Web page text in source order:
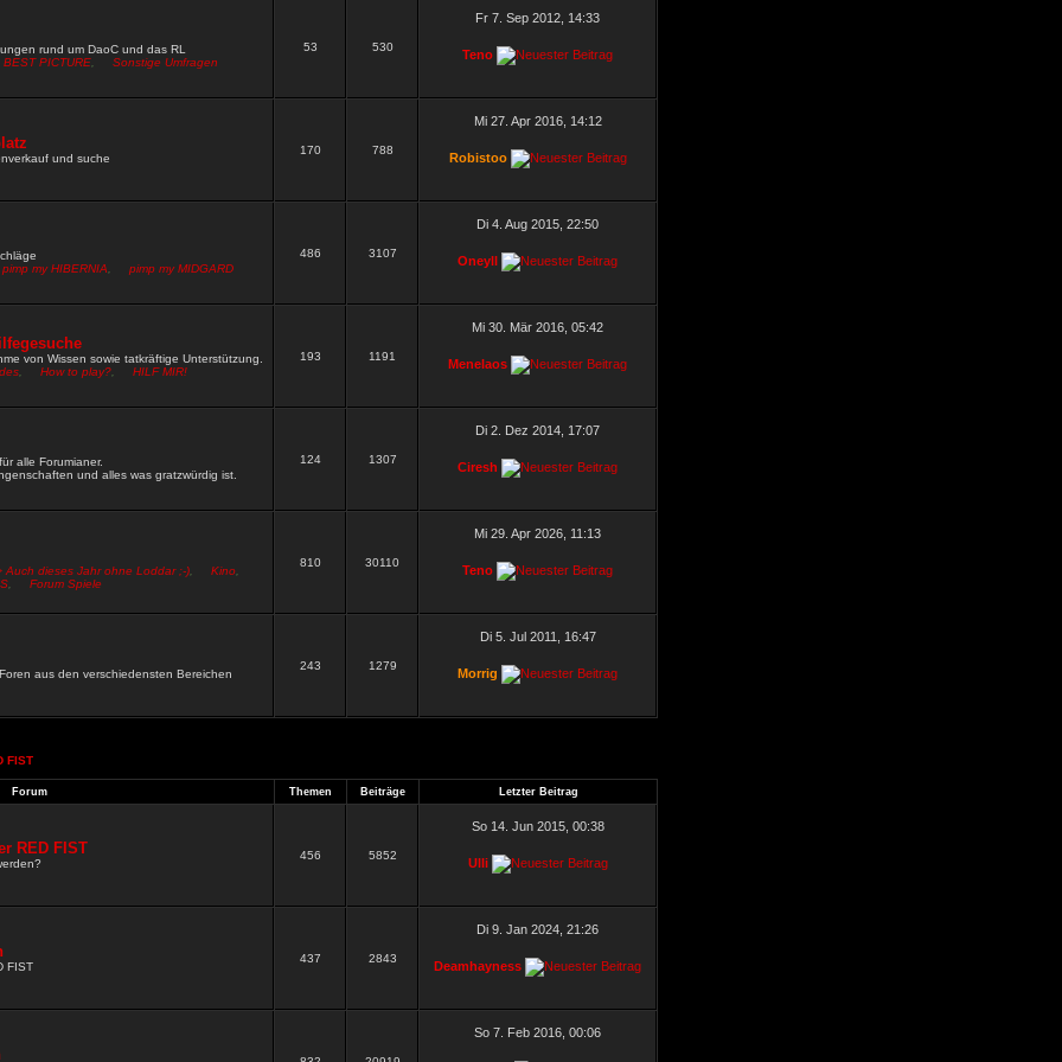
neu setzen
»
ja gut funktioniert
wie das vom zirkel
»
und müsste dich irgendwie pn mässig erreichen wegen
rund um DaoC und das RL
BEST PICTURE Sonstige Umfragen
53 530
Fr 7. Sep 2012, 14:33
Teno
und suche
170 788
Mi 27. Apr 2016, 14:12
Robistoo
pimp my HIBERNIA pimp my MIDGARD
486 3107
Di 4. Aug 2015, 22:50
Oneyll
von Wissen sowie tatkräftige Unterstützung.
How to play? HILF MIR!
193 1191
Mi 30. Mär 2016, 05:42
Menelaos
alle Forumianer.
und alles was gratzwürdig ist.
124 1307
Di 2. Dez 2014, 17:07
Ciresh
Auch dieses Jahr ohne Loddar ;-)
Kino
Forum Spiele
810 30110
Mi 29. Apr 2026, 11:13
Teno
aus den verschiedensten Bereichen
243 1279
Di 5. Jul 2011, 16:47
Morrig
FIST
Forum Themen Beiträge Letzter Beitrag
RED FIST 456 5852
So 14. Jun 2015, 00:38
Ulli
FIST
437 2843
Di 9. Jan 2024, 21:26
Deamhayness
So 7. Feb 2016, 00:06